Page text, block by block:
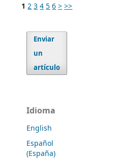
1 2 3 4 5 6 > >>
Enviar
un
artículo
Idioma
English
Español
(España)